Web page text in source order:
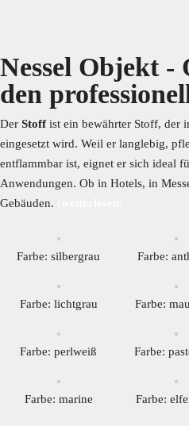
Nessel Objekt
den
Der Stoffist ein bewährter Stoff, der
eingesetzt wird. Weil er langlebig,
entflammbar ist, eignet er sich ideal
Anwendungen. Ob in Hotels, in
Gebäuden.
Farbe: silbergrau Farbe:
Farbe: lichtgrau Farbe:
Farbe: perlweiß Farbe:
Farbe: marine Farbe: